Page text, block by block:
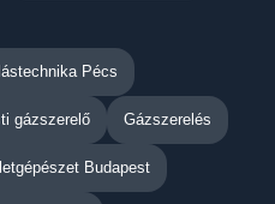
Pécs
gázszerelő Gázszerelés
Budapest